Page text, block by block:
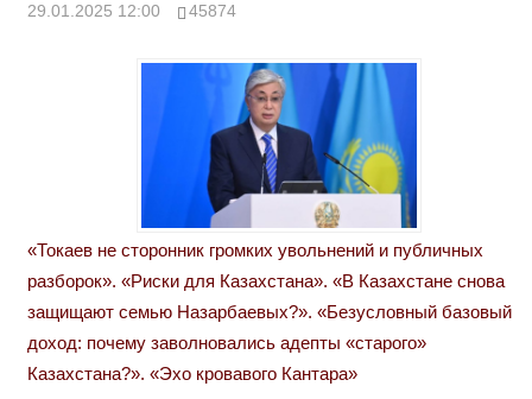
29.01.2025 12:00 45874
«Токаев не сторонник громких увольнений и публичных
разборок». «Риски для Казахстана». «В Казахстане снова
защищают семью Назарбаевых?». «Безусловный базовый
доход: почему заволновались адепты «старого»
Казахстана?». «Эхо кровавого Кантара»